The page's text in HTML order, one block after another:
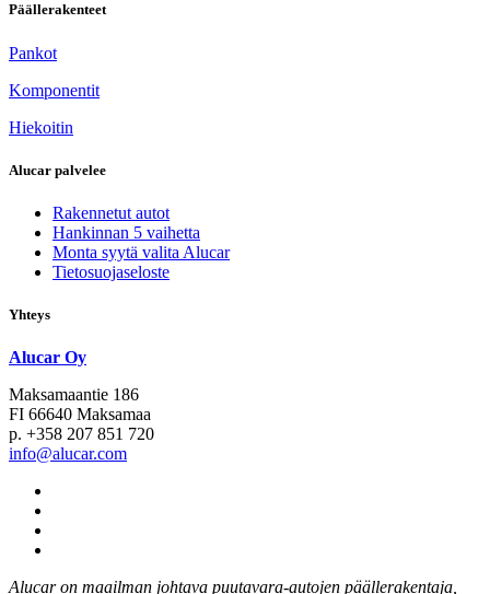
Päällerakenteet
Pankot
Komponentit
Hiekoitin
Alucar palvelee
Rakennetut autot
Hankinnan 5 vaihetta
Monta syytä valita Alucar
Tietosuojaseloste
Yhteys
Alucar Oy
Maksamaantie 186
FI 66640 Maksamaa
p. +358 207 851 720
info@alucar.com
Alucar on maailman johtava puutavara-autojen päällerakentaja,